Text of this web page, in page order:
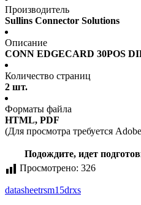
Производитель
Sullins Connector Solutions
Описание
CONN EDGECARD 30POS
Количество страниц
2 шт.
Форматы файла
HTML, PDF
(Для просмотра требуется
Подождите, идет
Просмотрено: 326
datasheetrsm15drxs